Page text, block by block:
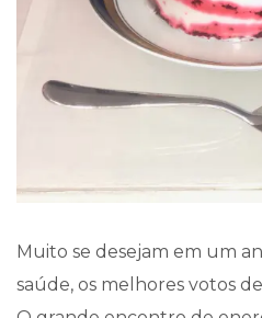
Muito se desejam em um
saúde, os melhores votos